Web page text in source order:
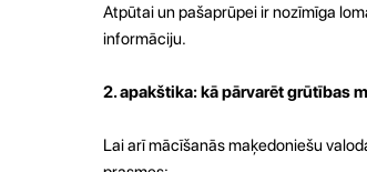
Atpūtai un pašaprūpei ir nozīmīga
informāciju.
2. apakštika: kā pārvarēt grūtības
Lai arī mācīšanās maķedoniešu